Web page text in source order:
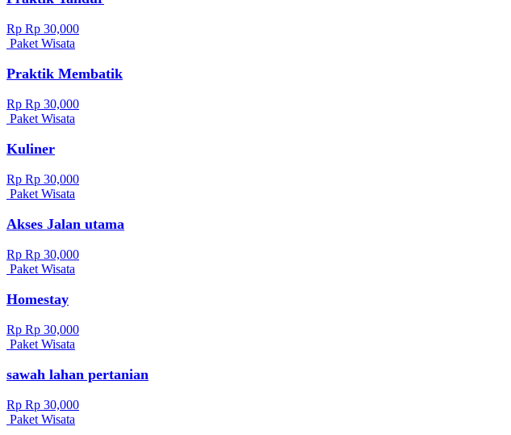
Rp Rp 30,000
Paket Wisata
Praktik Membatik
Rp Rp 30,000
Paket Wisata
Kuliner
Rp Rp 30,000
Paket Wisata
Akses Jalan utama
Rp Rp 30,000
Paket Wisata
Homestay
Rp Rp 30,000
Paket Wisata
sawah lahan pertanian
Rp Rp 30,000
Paket Wisata